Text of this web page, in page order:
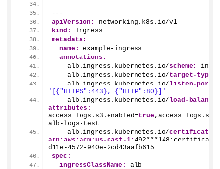
---
apiVersion:
networking.k8s.io/v1
kind:
Ingress
metadata:
name:
example-ingress
annotations:
    alb.ingress.kubernetes.io/
scheme:
    alb.ingress.kubernetes.io/
target-type:
    alb.ingress.kubernetes.io/
listen-ports:
'[{"HTTPS":443}, {"HTTP":80}]'
    alb.ingress.kubernetes.io/
load-
attributes:
access_logs.s3.enabled=true
alb-logs-test
    alb.ingress.kubernetes.io/
certificate-
arn: aws: acm: us-east-1: 492*** 148 :certificate/
d11e-4572 - 940e-2cd43aafb615
spec:
ingressClassName:
alb